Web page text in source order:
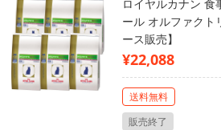
ロイヤルカナン 食
ール オルファクト
ース販売】
¥22,088
送料無料
販売終了